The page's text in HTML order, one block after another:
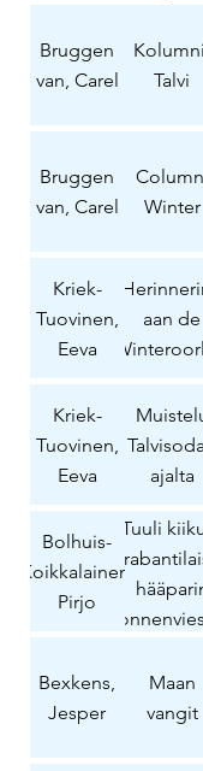
Bruggen
van, Carel
Talvi
Bruggen
van, Carel
Winter
Kriek-
Tuovinen,
Eeva
aan de
Kriek-
Tuovinen,
Eeva
ajalta
Bolhuis-
Koikkalainen,
Pirjo
Tuuli
asti!
Bexkens,
Jesper
Maan
vangit